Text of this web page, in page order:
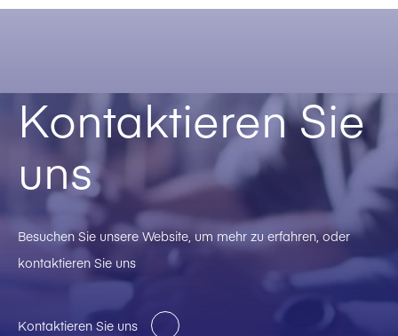
Kontaktieren Sie
uns
Besuchen Sie unsere Website, um mehr zu erfahren, oder
kontaktieren Sie uns
Kontaktieren Sie uns